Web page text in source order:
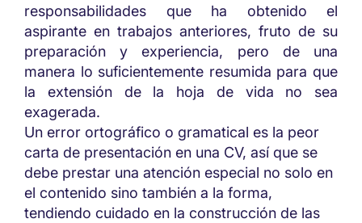
responsabilidades que ha obtenido el
aspirante en trabajos anteriores, fruto de su
preparación y experiencia, pero de una
manera lo suficientemente resumida para que
la extensión de la hoja de vida no sea
exagerada.
Un error ortográfico o gramatical es la peor
carta de presentación en una CV, así que se
debe prestar una atención especial no solo en
el contenido sino también a la forma,
tendiendo cuidado en la construcción de las